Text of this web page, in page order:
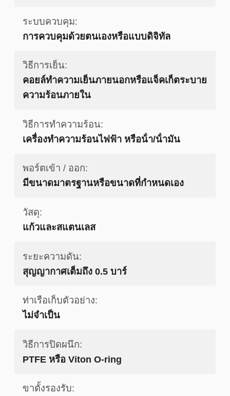
ระบบควบคุม:
การควบคุมด้วยตนเองหรือแบบดิจิทัล
วิธีการเย็น:
คอยล์ทำความเย็นภายนอกหรือแจ็คเก็ตระบาย
ความร้อนภายใน
วิธีการทำความร้อน:
เครื่องทําความร้อนไฟฟ้า หรือน้ํา/น้ํามัน
พอร์ตเข้า / ออก:
มีขนาดมาตรฐานหรือขนาดที่กำหนดเอง
วัสดุ:
แก้วและสแตนเลส
ระยะความดัน:
สุญญากาศเต็มถึง 0.5 บาร์
ท่าเรือเก็บตัวอย่าง:
ไม่จําเป็น
วิธีการปิดผนึก:
PTFE หรือ Viton O-ring
ขาตั้งรองรับ: